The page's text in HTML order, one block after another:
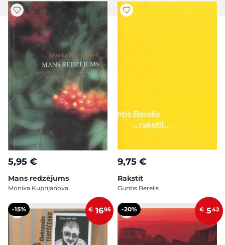
5,95 €
Mans redzējums
Monika Kuprijanova
9,75 €
Rakstīt
Guntis Berelis
-15% € 1695 -20% € 542